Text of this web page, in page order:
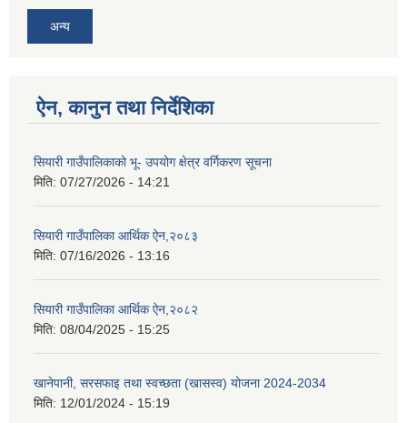
अन्य
ऐन, कानुन तथा निर्देशिका
सियारी गाउँपालिकाको भू- उपयोग क्षेत्र वर्गिकरण सूचना
मिति: 07/27/2026 - 14:21
सियारी गाउँपालिका आर्थिक ऐन,२०८३
मिति: 07/16/2026 - 13:16
सियारी गाउँपालिका आर्थिक ऐन,२०८२
मिति: 08/04/2025 - 15:25
खानेपानी, सरसफाइ तथा स्वच्छता (खासस्व) योजना 2024-2034
मिति: 12/01/2024 - 15:19